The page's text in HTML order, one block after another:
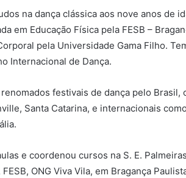
na dança clássica aos nove anos de
em Educação Física pela FESB –
pela Universidade Gama Filho.
Internacional de Dança.
festivais de dança pelo Brasil,
Santa Catarina, e internacionais
e coordenou cursos na S. E.
ONG Viva Vila, em Bragança